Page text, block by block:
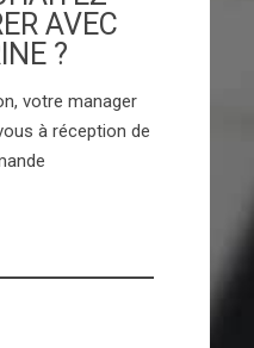
AVEC
?
votre manager
à réception de